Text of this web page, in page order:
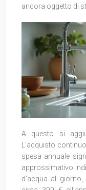
ancora oggetto di
A questo si
L’acquisto
spesa annuale
approssimativo
d’acqua al